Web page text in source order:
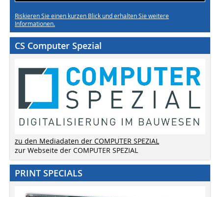
Riskieren Sie einen kurzen Blick und erhalten Sie weitere
Informationen.
CS Computer Spezial
zu den Mediadaten der COMPUTER SPEZIAL
zur Webseite der COMPUTER SPEZIAL
PRINT SPECIALS